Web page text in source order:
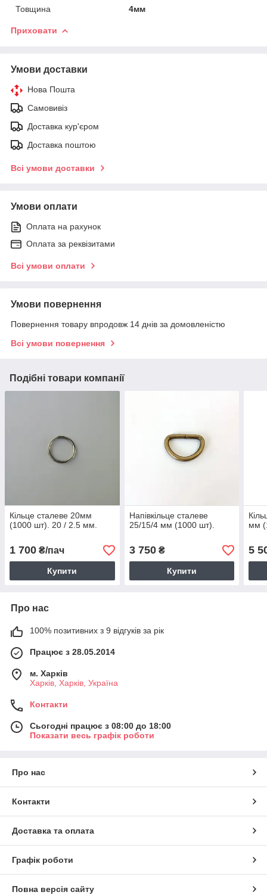
Товщина
4мм
Приховати
Умови доставки
Нова Пошта
Самовивіз
Доставка кур'єром
Доставка поштою
Всі умови доставки
Умови оплати
Оплата на рахунок
Оплата за реквізитами
Всі умови оплати
Умови повернення
Повернення товару впродовж 14 днів за домовленістю
Всі умови повернення
Подібні товари компанії
Кільце сталеве 20мм
(1000 шт). 20 / 2.5 мм.
1 700 ₴/пач
Купити
Напівкільце сталеве
25/15/4 мм (1000 шт).
3 750₴
Купити
мм
5
Про нас
100% позитивних з 9 відгуків за рік
Працює з 28.05.2014
м. Харків
Харків, Харків, Україна
Контакти
Сьогодні працює з 08:00 до 18:00
Показати весь графік роботи
Про нас
Контакти
Доставка та оплата
Графік роботи
Повна версія сайту